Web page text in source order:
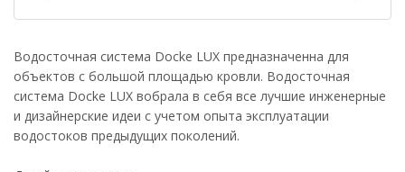
Водосточная система Docke LUX предназначенна для
объектов с большой площадью кровли. Водосточная
система Docke LUX вобрала в себя все лучшие инженерные
и дизайнерские идеи с учетом опыта эксплуатации
водостоков предыдущих поколений.